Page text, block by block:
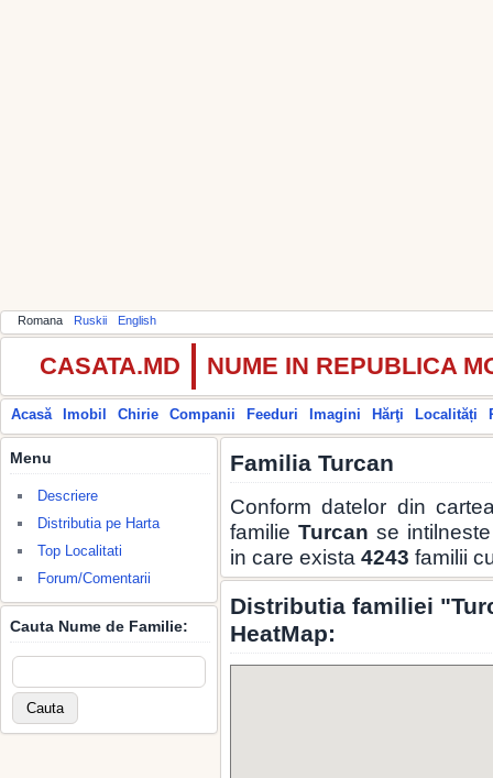
Romana Ruskii English
CASATA.MD NUME IN REPUBLICA
Acasă Imobil Chirie Companii Feeduri Imagini Hărţi Localități
Menu
Descriere
Distributia pe Harta
Top Localitati
Forum/Comentarii
Cauta Nume de Familie:
Familia Turcan
Conform datelor din
familieTurcan se
in care exista 4243 familii
Distributia familiei
HeatMap: